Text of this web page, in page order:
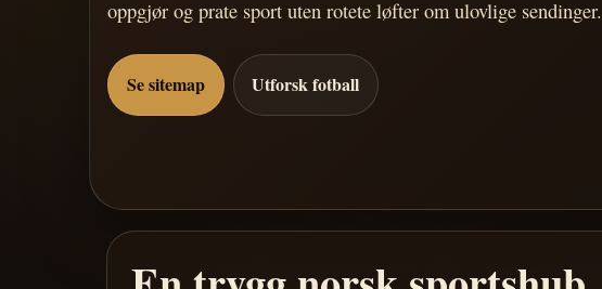
oppgjør og prate sport uten rotete løfter om ulovlige sendinger.
Se sitemap Utforsk fotball